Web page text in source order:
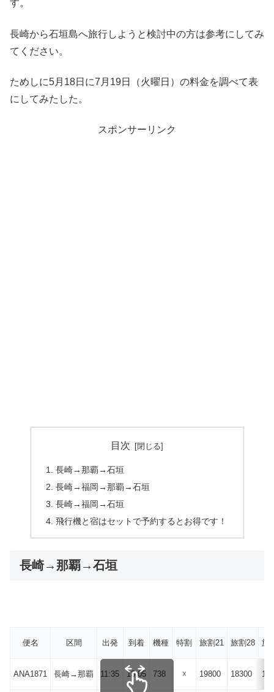
す。
長崎から石垣島へ旅行しようと検討中の方は参考にしてみ
てください。
ためしに5月18日に7月19日（火曜日）の料金を調べて表
にしてみたした。
スポンサーリンク
目次
長崎→那覇→石垣
長崎→福岡→那覇→石垣
長崎→福岡→石垣
飛行機と宿はセットで予約するとお得です！
長崎→那覇→石垣
便名 区間 出発 到着 機種 特割 旅割21 旅割28 旅
ANA1871 長崎→那覇 11:35 13:05 738 ☓ 19800 18300